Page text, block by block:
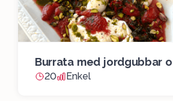
Burrata med jordgubbar
20 Enkel